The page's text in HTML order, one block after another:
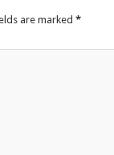
are marked *